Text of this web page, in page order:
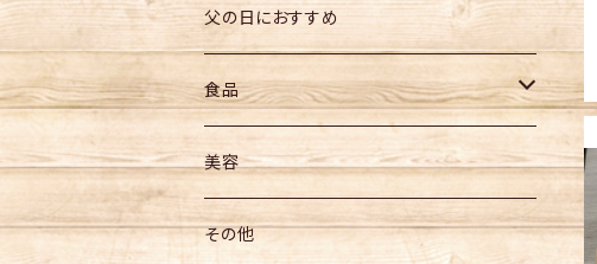
父の日におすすめ
食品
お菓子
飲料
美容
その他